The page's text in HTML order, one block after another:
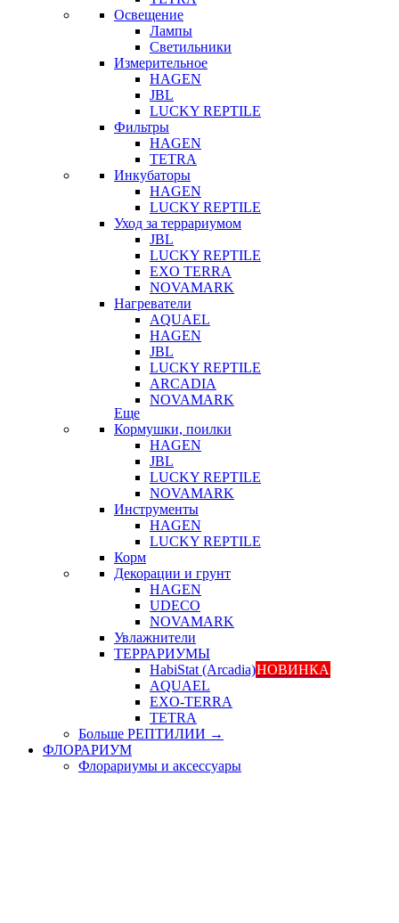
Освещение
Лампы
Светильники
Измерительное
HAGEN
JBL
LUCKY REPTILE
Фильтры
HAGEN
TETRA
Инкубаторы
HAGEN
LUCKY REPTILE
Уход за террариумом
JBL
LUCKY REPTILE
EXO TERRA
NOVAMARK
Нагреватели
AQUAEL
HAGEN
JBL
LUCKY REPTILE
ARCADIA
NOVAMARK
Еще
Кормушки, поилки
HAGEN
JBL
LUCKY REPTILE
NOVAMARK
Инструменты
HAGEN
LUCKY REPTILE
Корм
Декорации и грунт
HAGEN
UDECO
NOVAMARK
Увлажнители
ТЕРРАРИУМЫ
HabiStat (Arcadia)НОВИНКА
AQUAEL
EXO-TERRA
TETRA
Больше РЕПТИЛИИ →
ФЛОРАРИУМ
Флорариумы и аксессуары